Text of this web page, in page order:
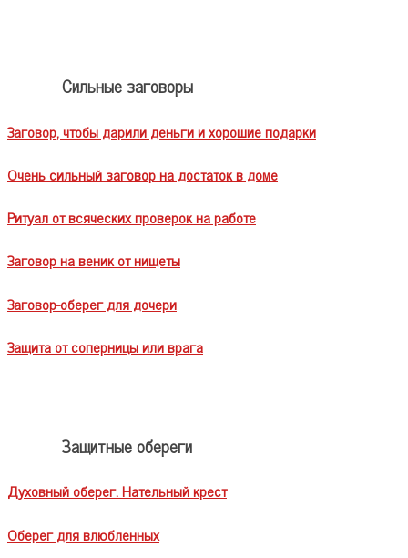
Сильные заговоры
Заговор, чтобы дарили деньги и хорошие подарки
Очень сильный заговор на достаток в доме
Ритуал от всяческих проверок на работе
Заговор на веник от нищеты
Заговор-оберег для дочери
Защита от соперницы или врага
Защитные обереги
Духовный оберег. Нательный крест
Оберег для влюбленных